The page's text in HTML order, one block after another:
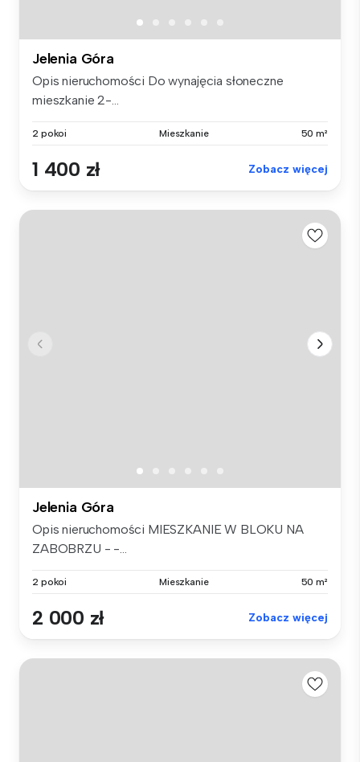
Jelenia Góra
Opis nieruchomości Do wynajęcia słoneczne
mieszkanie 2-...
2 pokoi Mieszkanie 50 m²
1 400 zł Zobacz więcej
Jelenia Góra
Opis nieruchomości MIESZKANIE W BLOKU NA
ZABOBRZU - -...
2 pokoi Mieszkanie 50 m²
2 000 zł Zobacz więcej